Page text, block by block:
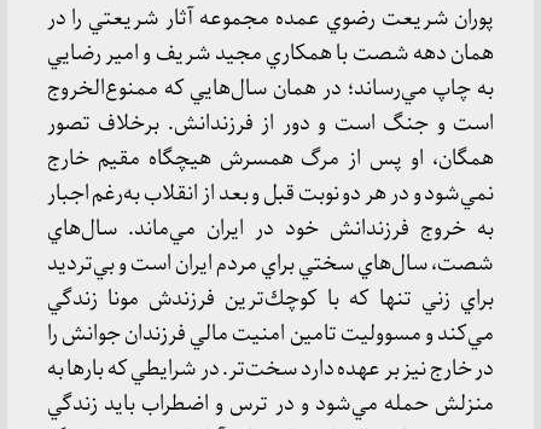
پوران شريعت رضوي عمده مجموعه آثار شريعتي را در
همان دهه شصت با همكاري مجيد شريف و امير رضايي
به چاپ مي‌رساند؛ در همان سال‌هايي كه ممنوع‌الخروج
است و جنگ است و دور از فرزندانش. برخلاف تصور
همگان، او پس از مرگ همسرش هيچگاه مقيم خارج
نمي‌شود و در هر دو نوبت قبل و بعد از انقلاب به‌رغم اجبار
به خروج فرزندانش خود در ايران مي‌ماند. سال‌هاي
شصت، سال‌هاي سختي براي مردم ايران است و بي‌ترديد
براي زني تنها كه با كوچك‌ترين فرزندش مونا زندگي
مي‌كند و مسووليت تامين امنيت مالي فرزندان جوانش را
در خارج نيز بر عهده دارد سخت‌تر. در شرايطي كه بارها به
منزلش حمله مي‌شود و در ترس و اضطراب بايد زندگي